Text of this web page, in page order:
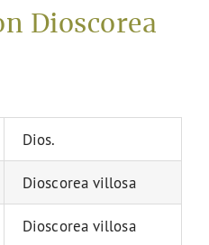
Dioscorea
Dios.
Dioscorea villosa
Dioscorea villosa